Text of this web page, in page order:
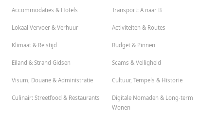
Accommodaties & Hotels Transport: A naar B
Lokaal Vervoer & Verhuur Activiteiten & Routes
Klimaat & Reistijd Budget & Pinnen
Eiland & Strand Gidsen Scams & Veiligheid
Visum, Douane & Administratie Cultuur, Tempels & Historie
Culinair: Streetfood & Restaurants
Digitale Nomaden & Long-term
Wonen